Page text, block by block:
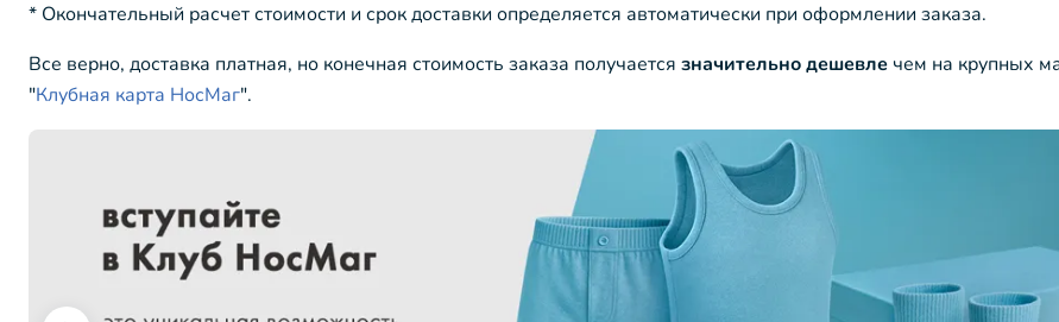
* Окончательный расчет стоимости и срок доставки определяется автоматически при оформлении заказа.
Все верно, доставка платная, но конечная стоимость заказа получается значительно дешевле чем на крупных
"Клубная карта НосМаг".